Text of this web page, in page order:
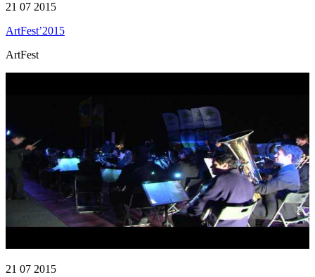
21 07 2015
ArtFest’2015
ArtFest
21 07 2015